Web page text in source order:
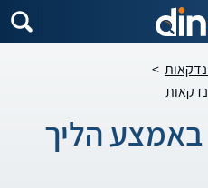
>
באמצע הליך